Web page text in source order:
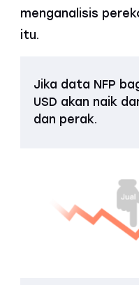
menganalisis
itu.
Jika data NFP
USD akan naik
dan perak.